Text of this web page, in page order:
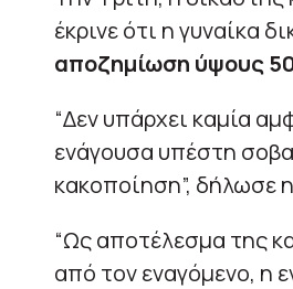
έκρινε ότι η γυναίκα
αποζημίωση ύψους
“Δεν υπάρχει καμία
ενάγουσα υπέστη
κακοποίηση”, δήλωσε
“Ως αποτέλεσμα της
από τον εναγόμενο, η